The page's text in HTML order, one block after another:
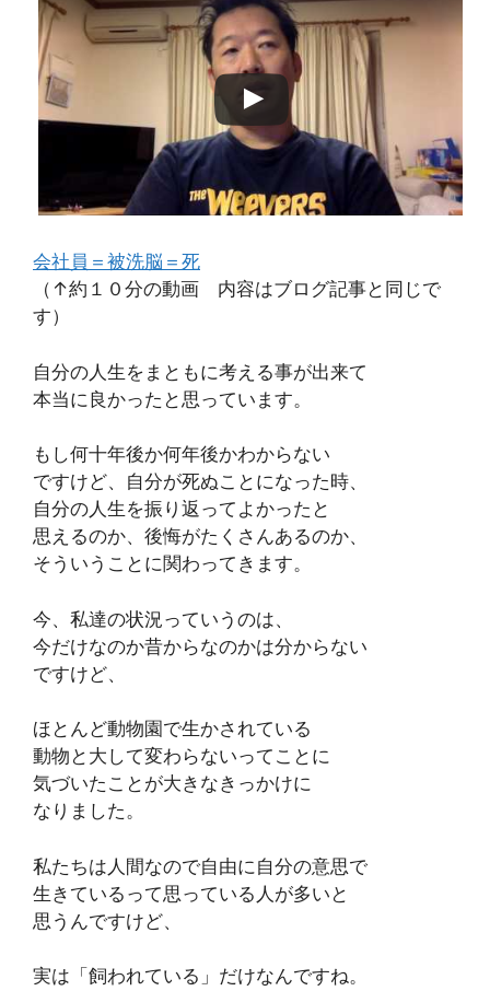
会社員＝被洗脳＝死
（↑約１０分の動画 内容はブログ記事と同じで
す）
自分の人生をまともに考える事が出来て
本当に良かったと思っています。
もし何十年後か何年後かわからない
ですけど、自分が死ぬことになった時、
自分の人生を振り返ってよかったと
思えるのか、後悔がたくさんあるのか、
そういうことに関わってきます。
今、私達の状況っていうのは、
今だけなのか昔からなのかは分からない
ですけど、
ほとんど動物園で生かされている
動物と大して変わらないってことに
気づいたことが大きなきっかけに
なりました。
私たちは人間なので自由に自分の意思で
生きているって思っている人が多いと
思うんですけど、
実は「飼われている」だけなんですね。